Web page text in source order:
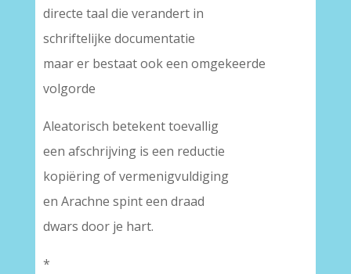
directe taal die verandert in
schriftelijke documentatie
maar er bestaat ook een omgekeerde
volgorde
Aleatorisch betekent toevallig
een afschrijving is een reductie
kopiëring of vermenigvuldiging
en Arachne spint een draad
dwars door je hart.
*